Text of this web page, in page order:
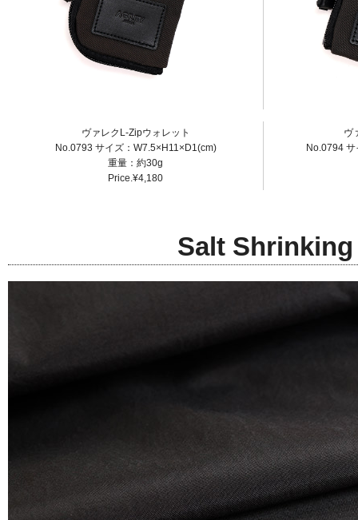
ヴァレクL-Zipウォレット
No.0793 サイズ：W7.5×H11×D1(cm)
重量：約30g
Price.¥4,180
ヴ
No.0794
Salt Shrinking